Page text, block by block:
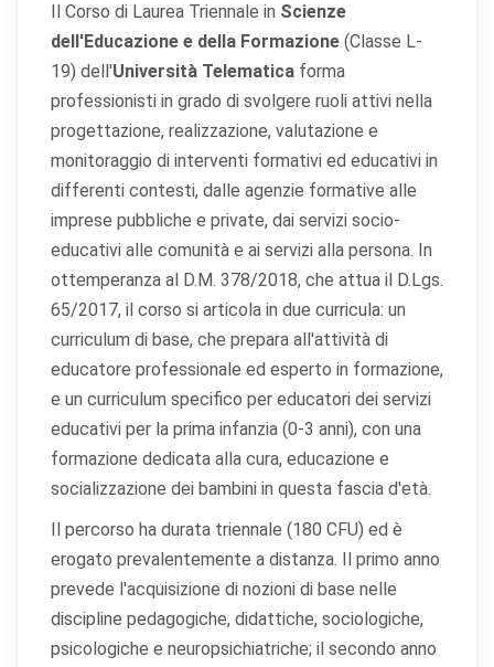
Il Corso di Laurea Triennale in Scienze
dell'Educazione e della Formazione (Classe L-
19) dell'Università Telematica forma
professionisti in grado di svolgere ruoli attivi nella
progettazione, realizzazione, valutazione e
monitoraggio di interventi formativi ed educativi in
differenti contesti, dalle agenzie formative alle
imprese pubbliche e private, dai servizi socio-
educativi alle comunità e ai servizi alla persona. In
ottemperanza al D.M. 378/2018, che attua il D.Lgs.
65/2017, il corso si articola in due curricula: un
curriculum di base, che prepara all'attività di
educatore professionale ed esperto in formazione,
e un curriculum specifico per educatori dei servizi
educativi per la prima infanzia (0-3 anni), con una
formazione dedicata alla cura, educazione e
socializzazione dei bambini in questa fascia d'età.
Il percorso ha durata triennale (180 CFU) ed è
erogato prevalentemente a distanza. Il primo anno
prevede l'acquisizione di nozioni di base nelle
discipline pedagogiche, didattiche, sociologiche,
psicologiche e neuropsichiatriche; il secondo anno